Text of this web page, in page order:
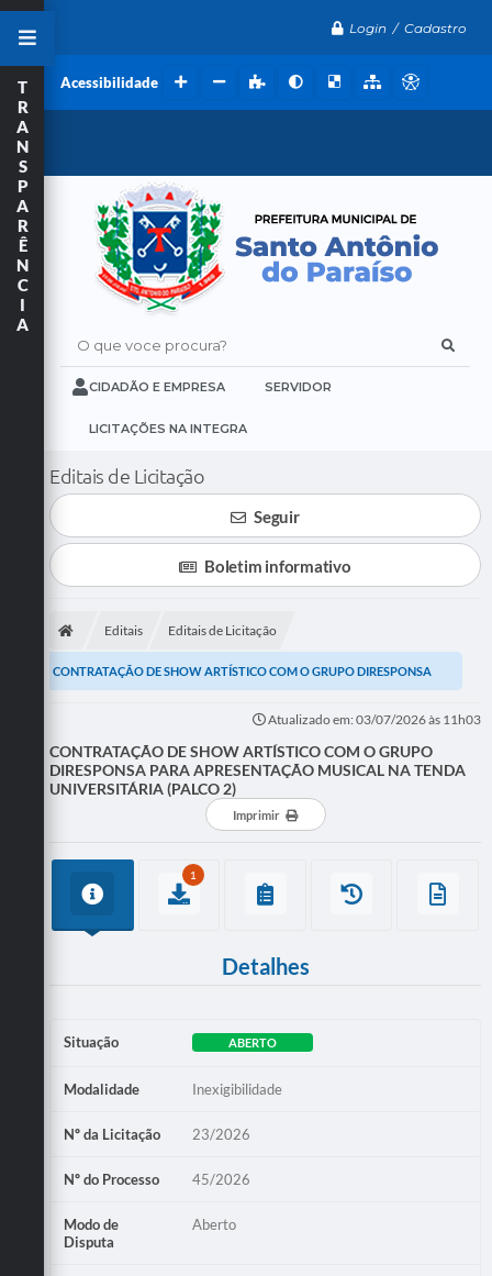
Login / Cadastro
Acessibilidade
O que voce procura?
CIDADÃO E EMPRESA SERVIDOR
LICITAÇÕES NA INTEGRA
T
R
A
N
S
P
A
R
Ê
N
C
I
A
Editais de Licitação
Seguir
Boletim informativo
Editais Editais de Licitação
CONTRATAÇÃO DE SHOW ARTÍSTICO COM O GRUPO DIRESPONSA
PARA APRESENTAÇÃO MUSICAL NA TENDA UNIVERSITÁRIA (PALCO...
Atualizado em: 03/07/2026 às 11h03
CONTRATAÇÃO DE SHOW ARTÍSTICO COM O GRUPO
DIRESPONSA PARA APRESENTAÇÃO MUSICAL NA TENDA
UNIVERSITÁRIA (PALCO 2)
Imprimir
1
Detalhes
Situação ABERTO
Modalidade Inexigibilidade
Nº da Licitação 23/2026
Nº do Processo 45/2026
Modo de
Disputa
Aberto